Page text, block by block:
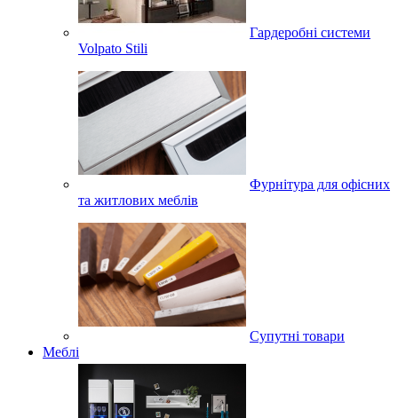
Гардеробні системи
Volpato Stili
Фурнітура для офісних
та житлових меблів
Супутні товари
Меблі